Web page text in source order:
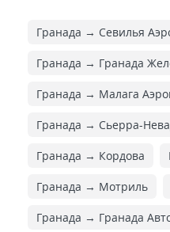
Гранада → Севилья
Гранада → Гранада
Гранада → Малага
Гранада → Сьерра-
Гранада → Кордова
Гранада → Мотриль
Гранада → Гранада